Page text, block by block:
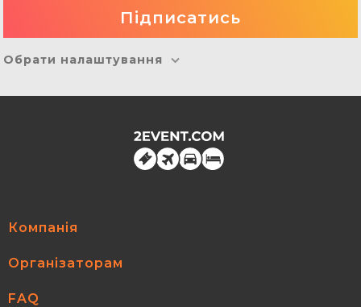
Обрати налаштування
Компанія
Організаторам
FAQ